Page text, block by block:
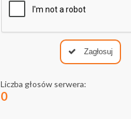
Zagłosuj
Liczba głosów serwera:
0